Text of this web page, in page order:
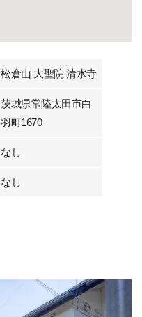
松倉山 大聖院 清水寺
茨城県常陸太田市白
羽町1670
なし
なし